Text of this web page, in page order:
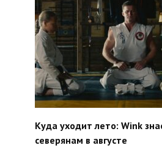
Куда уходит лето: Wink
северянам в августе